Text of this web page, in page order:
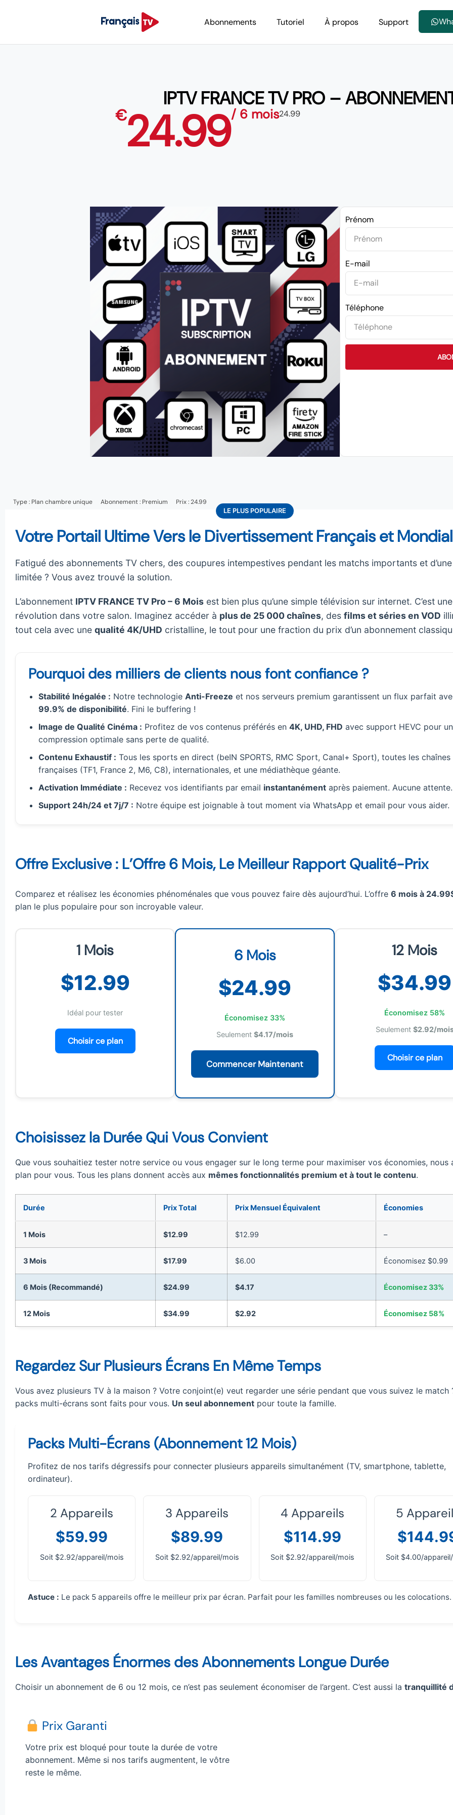
Abonnements Tutoriel À propos Support
IPTV FRANCE TV PRO –
€24.99/ 6 mois24.99
Prénom
E-mail
Téléphone
Type : Plan chambre unique Abonnement : Premium Prix : 24.99
Votre Portail Ultime Vers le Divertissement Français et Mondial
Fatigué des abonnements TV chers, des coupures intempestives pendant les matchs importants et
limitée ? Vous avez trouvé la solution.
L’abonnement IPTV FRANCE TV Pro – 6 Mois est bien plus qu’une simple télévision sur internet. C’est une
révolution dans votre salon. Imaginez accéder à plus de 25 000 chaînes, des films et séries en VOD
tout cela avec une qualité 4K/UHD cristalline, le tout pour une fraction du prix d’un abonnement
Pourquoi des milliers de clients nous font confiance ?
Stabilité Inégalée : Notre technologie Anti-Freeze et nos serveurs premium garantissent un flux parfait
99.9% de disponibilité. Fini le buffering !
Image de Qualité Cinéma : Profitez de vos contenus préférés en 4K, UHD, FHD avec support HEVC pour
compression optimale sans perte de qualité.
Contenu Exhaustif : Tous les sports en direct (beIN SPORTS, RMC Sport, Canal+ Sport), toutes les chaînes
françaises (TF1, France 2, M6, C8), internationales, et une médiathèque géante.
Activation Immédiate : Recevez vos identifiants par email instantanément après paiement. Aucune attente.
Support 24h/24 et 7j/7 : Notre équipe est joignable à tout moment via WhatsApp et email pour vous aider.
Offre Exclusive : L’Offre 6 Mois, Le Meilleur Rapport Qualité-Prix
Comparez et réalisez les économies phénoménales que vous pouvez faire dès aujourd’hui. L’offre 6 mois à
plan le plus populaire pour son incroyable valeur.
1 Mois
$12.99
Idéal pour tester
Choisir ce plan
LE PLUS POPULAIRE
6 Mois
$24.99
Économisez 33%
Seulement $4.17/mois
Commencer Maintenant
12 Mois
$34.99
Économisez 58%
Seulement $2.92/
Choisir ce plan
Choisissez la Durée Qui Vous Convient
Que vous souhaitiez tester notre service ou vous engager sur le long terme pour maximiser vos économies, nous
plan pour vous. Tous les plans donnent accès aux mêmes fonctionnalités premium et à tout le contenu.
Durée Prix Total Prix Mensuel Équivalent Économies
1 Mois $12.99 $12.99 –
3 Mois $17.99 $6.00 Économisez $0.99
6 Mois (Recommandé) $24.99 $4.17 Économisez 33%
12 Mois $34.99 $2.92 Économisez 58%
Regardez Sur Plusieurs Écrans En Même Temps
Vous avez plusieurs TV à la maison ? Votre conjoint(e) veut regarder une série pendant que vous suivez le match
packs multi-écrans sont faits pour vous. Un seul abonnement pour toute la famille.
Packs Multi-Écrans (Abonnement 12 Mois)
Profitez de nos tarifs dégressifs pour connecter plusieurs appareils simultanément (TV, smartphone, tablette,
ordinateur).
2 Appareils
$59.99
Soit $2.92/appareil/mois
3 Appareils
$89.99
Soit $2.92/appareil/mois
4 Appareils
$114.99
Soit $2.92/appareil/mois
5
Soit $4.00/
Astuce : Le pack 5 appareils offre le meilleur prix par écran. Parfait pour les familles nombreuses ou les colocations.
Les Avantages Énormes des Abonnements Longue Durée
Choisir un abonnement de 6 ou 12 mois, ce n’est pas seulement économiser de l’argent. C’est aussi la tranquillité
Prix Garanti
Votre prix est bloqué pour toute la durée de votre
abonnement. Même si nos tarifs augmentent, le vôtre
reste le même.